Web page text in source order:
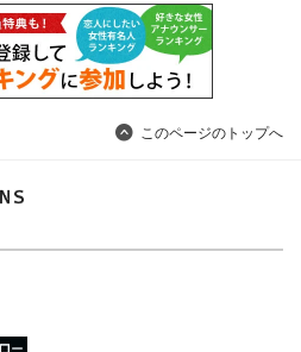
このページのトップへ